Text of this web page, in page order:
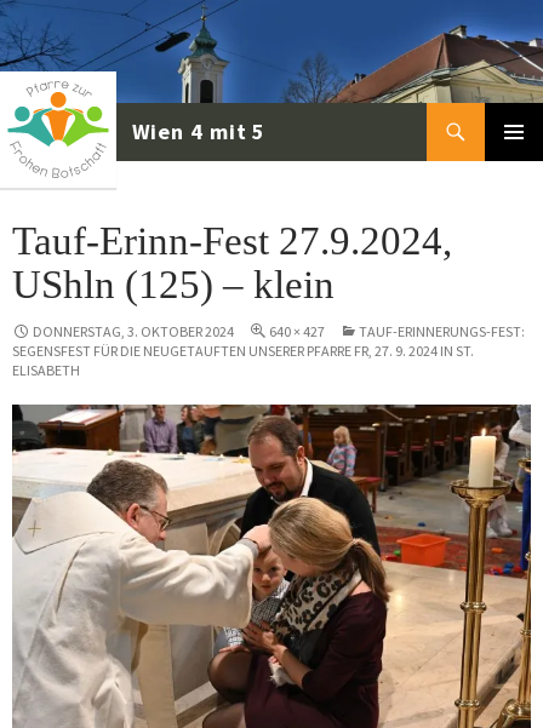
Zum
Inhalt
springen
Suchen
Tauf-Erinn-Fest 27.9.2024,
UShln (125) – klein
DONNERSTAG, 3. OKTOBER 2024 640 × 427
TAUF-ERINNERUNGS-FEST:
SEGENSFEST FÜR DIE NEUGETAUFTEN UNSERER PFARRE FR, 27. 9. 2024 IN ST.
ELISABETH